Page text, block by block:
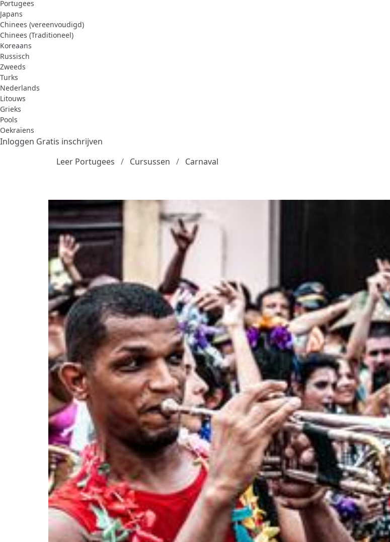
Portugees
Japans
Chinees (vereenvoudigd)
Chinees (Traditioneel)
Koreaans
Russisch
Zweeds
Turks
Nederlands
Litouws
Grieks
Pools
Oekraïens
Inloggen Gratis inschrijven
Leer Portugees
Cursussen Carnaval